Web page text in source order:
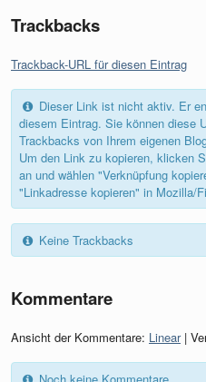
Trackbacks
Trackback-URL für diesen Eintrag
Dieser Link ist nicht aktiv. Er
diesem Eintrag. Sie können diese
Trackbacks von Ihrem eigenen
Um den Link zu kopieren, klicken
an und wählen "Verknüpfung
"Linkadresse kopieren" in Mozilla/
Keine Trackbacks
Kommentare
Ansicht der Kommentare: Linear|